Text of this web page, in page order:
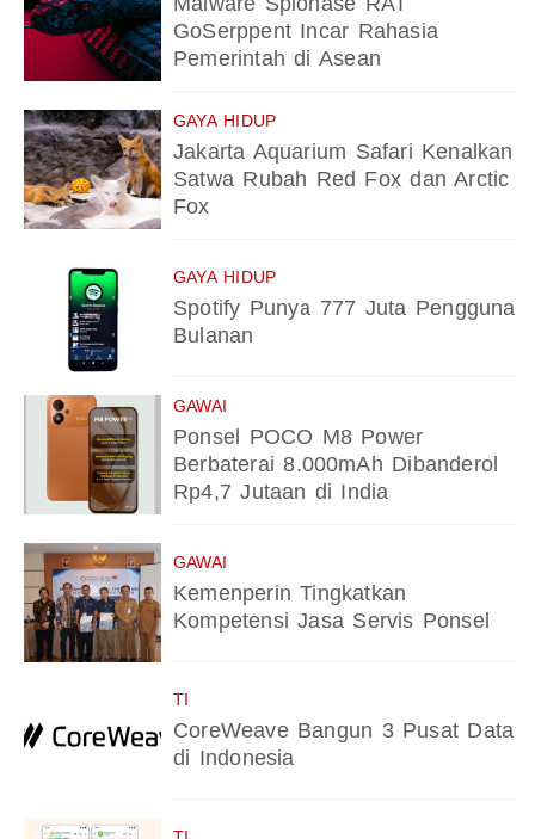
GoSerppent Incar Rahasia
Pemerintah di Asean
GAYA HIDUP
Jakarta Aquarium Safari Kenalkan
Satwa Rubah Red Fox dan Arctic
Fox
GAYA HIDUP
Spotify Punya 777 Juta Pengguna
Bulanan
GAWAI
Ponsel POCO M8 Power
Berbaterai 8.000mAh Dibanderol
Rp4,7 Jutaan di India
GAWAI
Kemenperin Tingkatkan
Kompetensi Jasa Servis Ponsel
TI
CoreWeave Bangun 3 Pusat Data
di Indonesia